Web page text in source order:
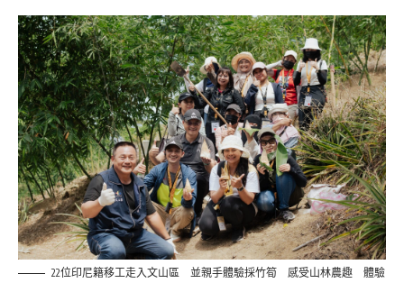
22位印尼籍移工走入文山區 並親手體驗採竹筍 感受山林農趣 體驗